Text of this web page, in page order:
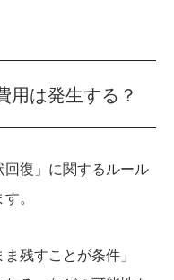
用は発生する？
復」に関するルール
。
残すことが条件」